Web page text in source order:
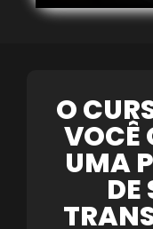
O
VOCÊ
UMA
DE